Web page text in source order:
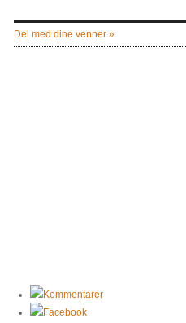
Del med dine venner »
Kommentarer
Facebook